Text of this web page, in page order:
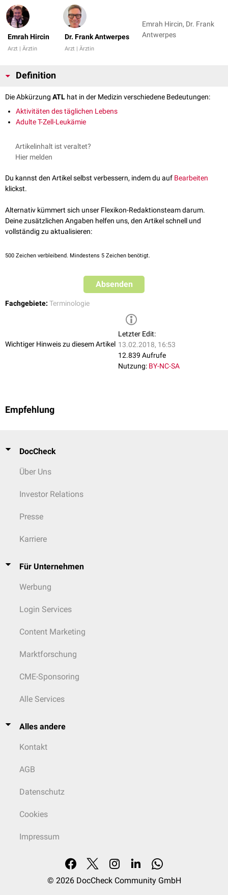
Emrah Hircin
Arzt | Ärztin
Dr. Frank Antwerpes
Arzt | Ärztin
Emrah Hircin, Dr. Frank
Antwerpes
Definition
Die Abkürzung ATL hat in der Medizin verschiedene Bedeutungen:
Aktivitäten des täglichen Lebens
Adulte T-Zell-Leukämie
Artikelinhalt ist veraltet?
Hier melden
Du kannst den Artikel selbst verbessern, indem du auf Bearbeiten
klickst.
Alternativ kümmert sich unser Flexikon-Redaktionsteam darum.
Deine zusätzlichen Angaben helfen uns, den Artikel schnell und
vollständig zu aktualisieren:
500 Zeichen verbleibend. Mindestens 5 Zeichen benötigt.
Absenden
Fachgebiete: Terminologie
Wichtiger Hinweis zu diesem Artikel
Letzter Edit:
13.02.2018, 16:53
12.839 Aufrufe
Nutzung: BY-NC-SA
Empfehlung
DocCheck
Über Uns
Investor Relations
Presse
Karriere
Für Unternehmen
Werbung
Login Services
Content Marketing
Marktforschung
CME-Sponsoring
Alle Services
Alles andere
Kontakt
AGB
Datenschutz
Cookies
Impressum
© 2026 DocCheck Community GmbH